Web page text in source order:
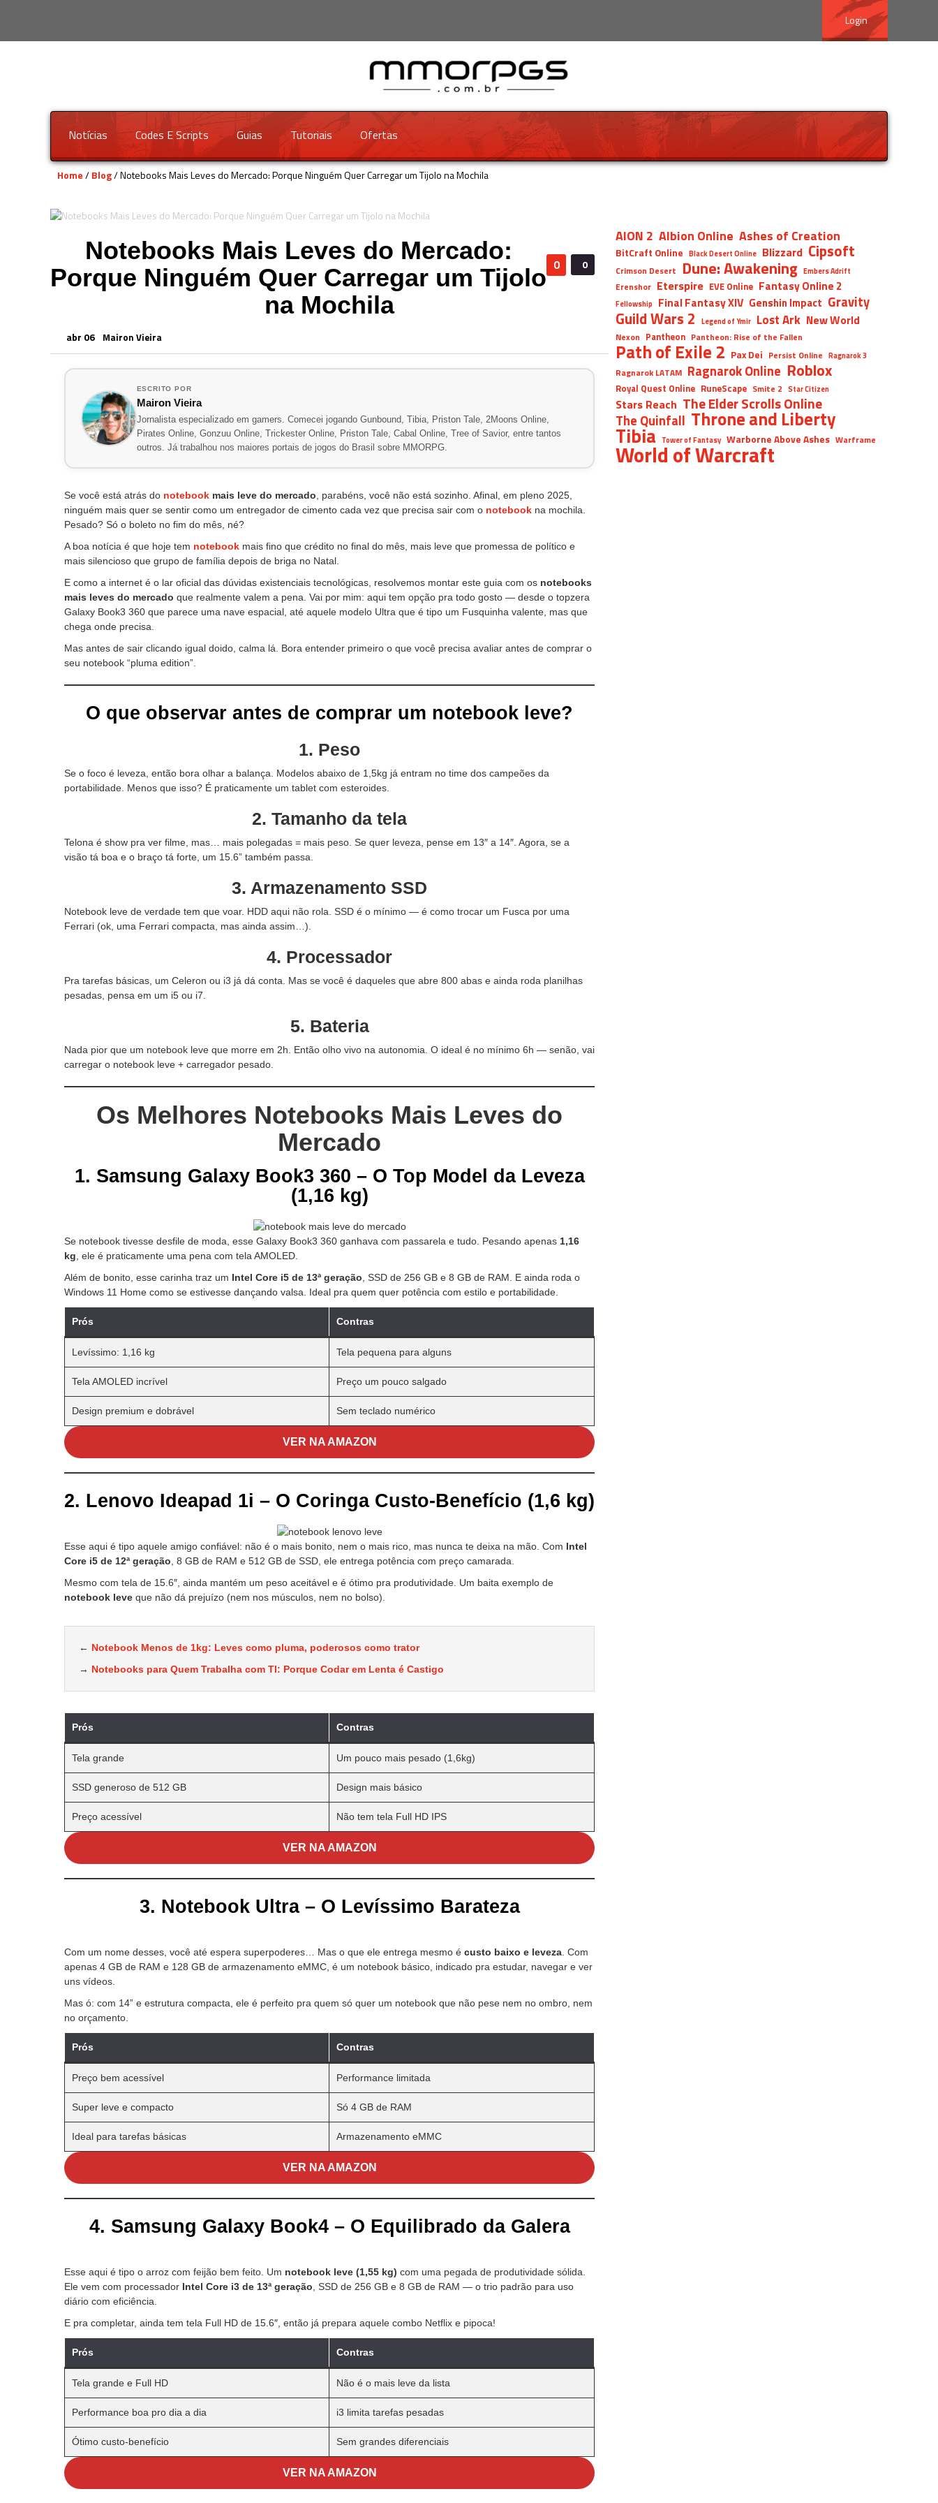
Login
Notícias Codes E Scripts Guias Tutoriais Ofertas
Home/Blog/ Notebooks Mais Leves do Mercado: Porque Ninguém Quer Carregar um Tijolo na Mochila
0
0
Notebooks Mais Leves do Mercado:
Porque Ninguém Quer Carregar um Tijolo
na Mochila
abr 06 Mairon Vieira
ESCRITO POR
Mairon Vieira
Jornalista especializado em gamers. Comecei jogando Gunbound, Tibia, Priston Tale, 2Moons Online,
Pirates Online, Gonzuu Online, Trickester Online, Priston Tale, Cabal Online, Tree of Savior, entre tantos
outros. Já trabalhou nos maiores portais de jogos do Brasil sobre MMORPG.
Se você está atrás do notebook mais leve do mercado , parabéns, você não está sozinho. Afinal, em pleno 2025,
ninguém mais quer se sentir como um entregador de cimento cada vez que precisa sair com o notebook na mochila.
Pesado? Só o boleto no fim do mês, né?
A boa notícia é que hoje tem notebook mais fino que crédito no final do mês, mais leve que promessa de político e
mais silencioso que grupo de família depois de briga no Natal.
E como a internet é o lar oficial das dúvidas existenciais tecnológicas, resolvemos montar este guia com os notebooks
mais leves do mercado que realmente valem a pena. Vai por mim: aqui tem opção pra todo gosto — desde o topzera
Galaxy Book3 360 que parece uma nave espacial, até aquele modelo Ultra que é tipo um Fusquinha valente, mas que
chega onde precisa.
Mas antes de sair clicando igual doido, calma lá. Bora entender primeiro o que você precisa avaliar antes de comprar o
seu notebook “pluma edition”.
O que observar antes de comprar um notebook leve?
1. Peso
Se o foco é leveza, então bora olhar a balança. Modelos abaixo de 1,5kg já entram no time dos campeões da
portabilidade. Menos que isso? É praticamente um tablet com esteroides.
2. Tamanho da tela
Telona é show pra ver filme, mas… mais polegadas = mais peso. Se quer leveza, pense em 13″ a 14″. Agora, se a
visão tá boa e o braço tá forte, um 15.6” também passa.
3. Armazenamento SSD
Notebook leve de verdade tem que voar. HDD aqui não rola. SSD é o mínimo — é como trocar um Fusca por uma
Ferrari (ok, uma Ferrari compacta, mas ainda assim…).
4. Processador
Pra tarefas básicas, um Celeron ou i3 já dá conta. Mas se você é daqueles que abre 800 abas e ainda roda planilhas
pesadas, pensa em um i5 ou i7.
5. Bateria
Nada pior que um notebook leve que morre em 2h. Então olho vivo na autonomia. O ideal é no mínimo 6h — senão, vai
carregar o notebook leve + carregador pesado.
Os Melhores Notebooks Mais Leves do
Mercado
1. Samsung Galaxy Book3 360 – O Top Model da Leveza
(1,16 kg)
Se notebook tivesse desfile de moda, esse Galaxy Book3 360 ganhava com passarela e tudo. Pesando apenas 1,16
kg , ele é praticamente uma pena com tela AMOLED.
Além de bonito, esse carinha traz um Intel Core i5 de 13ª geração , SSD de 256 GB e 8 GB de RAM. E ainda roda o
Windows 11 Home como se estivesse dançando valsa. Ideal pra quem quer potência com estilo e portabilidade.
Prós Contras
Levíssimo: 1,16 kg Tela pequena para alguns
Tela AMOLED incrível Preço um pouco salgado
Design premium e dobrável Sem teclado numérico
VER NA AMAZON
2. Lenovo Ideapad 1i – O Coringa Custo-Benefício (1,6 kg)
Esse aqui é tipo aquele amigo confiável: não é o mais bonito, nem o mais rico, mas nunca te deixa na mão. Com Intel
Core i5 de 12ª geração , 8 GB de RAM e 512 GB de SSD, ele entrega potência com preço camarada.
Mesmo com tela de 15.6″, ainda mantém um peso aceitável e é ótimo pra produtividade. Um baita exemplo de
notebook leve que não dá prejuízo (nem nos músculos, nem no bolso).
← Notebook Menos de 1kg: Leves como pluma, poderosos como trator
→ Notebooks para Quem Trabalha com TI: Porque Codar em Lenta é Castigo
Prós Contras
Tela grande Um pouco mais pesado (1,6kg)
SSD generoso de 512 GB Design mais básico
Preço acessível Não tem tela Full HD IPS
VER NA AMAZON
3. Notebook Ultra – O Levíssimo Barateza
Com um nome desses, você até espera superpoderes… Mas o que ele entrega mesmo é custo baixo e leveza . Com
apenas 4 GB de RAM e 128 GB de armazenamento eMMC, é um notebook básico, indicado pra estudar, navegar e ver
uns vídeos.
Mas ó: com 14” e estrutura compacta, ele é perfeito pra quem só quer um notebook que não pese nem no ombro, nem
no orçamento.
Prós Contras
Preço bem acessível Performance limitada
Super leve e compacto Só 4 GB de RAM
Ideal para tarefas básicas Armazenamento eMMC
VER NA AMAZON
4. Samsung Galaxy Book4 – O Equilibrado da Galera
Esse aqui é tipo o arroz com feijão bem feito. Um notebook leve (1,55 kg) com uma pegada de produtividade sólida.
Ele vem com processador Intel Core i3 de 13ª geração , SSD de 256 GB e 8 GB de RAM — o trio padrão para uso
diário com eficiência.
E pra completar, ainda tem tela Full HD de 15.6″, então já prepara aquele combo Netflix e pipoca!
Prós Contras
Tela grande e Full HD Não é o mais leve da lista
Performance boa pro dia a dia i3 limita tarefas pesadas
Ótimo custo-benefício Sem grandes diferenciais
VER NA AMAZON
AION 2 Albion Online Ashes of Creation
BitCraft Online Black Desert Online Blizzard Cipsoft
Crimson Desert Dune: Awakening Embers Adrift
Erenshor Eterspire EVE Online Fantasy Online 2
Fellowship Final Fantasy XIV Genshin Impact Gravity
Guild Wars 2 Legend of Ymir Lost Ark New World
Nexon Pantheon Pantheon: Rise of the Fallen
Path of Exile 2 Pax Dei Persist Online Ragnarok 3
Ragnarok LATAM Ragnarok Online Roblox
Royal Quest Online RuneScape Smite 2 Star Citizen
Stars Reach The Elder Scrolls Online
The Quinfall Throne and Liberty
Tibia Tower of Fantasy Warborne Above Ashes Warframe
World of Warcraft